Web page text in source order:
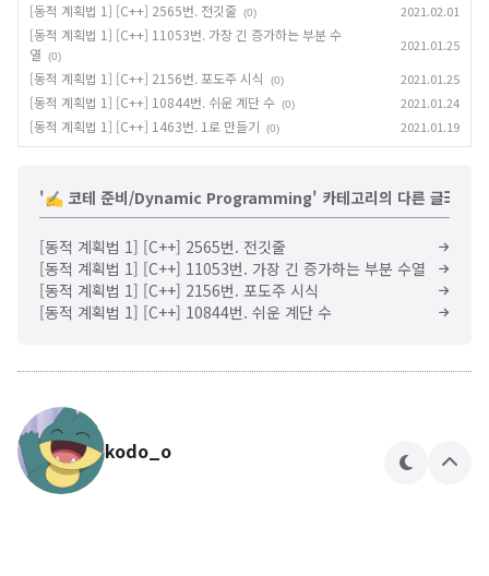
[동적 계획법 1] [C++] 2565번. 전깃줄 (0) 2021.02.01
[동적 계획법 1] [C++] 11053번. 가장 긴 증가하는 부분 수
열
(0)
2021.01.25
[동적 계획법 1] [C++] 2156번. 포도주 시식 (0) 2021.01.25
[동적 계획법 1] [C++] 10844번. 쉬운 계단 수 (0) 2021.01.24
[동적 계획법 1] [C++] 1463번. 1로 만들기 (0) 2021.01.19
'✍️ 코테 준비/Dynamic Programming' 카테고리의 다른 글
[동적 계획법 1] [C++] 2565번. 전깃줄
[동적 계획법 1] [C++] 11053번. 가장 긴 증가하는 부분 수열
[동적 계획법 1] [C++] 2156번. 포도주 시식
[동적 계획법 1] [C++] 10844번. 쉬운 계단 수
kodo_o
테
상